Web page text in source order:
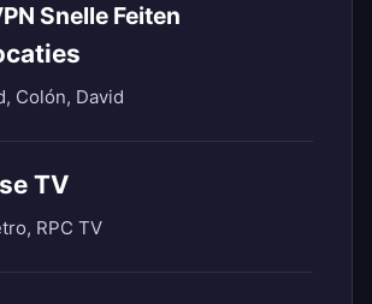
Snelle Feiten
Colón, David
TV
RPC TV